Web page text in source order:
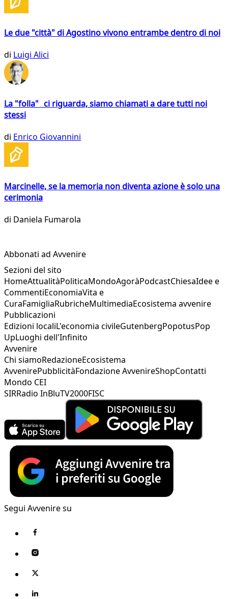
Le due "città" di Agostino vivono entrambe dentro di noi
di Luigi Alici
La "folla" ci riguarda, siamo chiamati a dare tutti noi
stessi
di Enrico Giovannini
Marcinelle, se la memoria non diventa azione è solo una
cerimonia
di Daniela Fumarola
Abbonati ad Avvenire
Sezioni del sito
HomeAttualitàPoliticaMondoAgoràPodcastChiesaIdee e
CommentiEconomiaVita e
CuraFamigliaRubricheMultimediaEcosistema avvenire
Pubblicazioni
Edizioni localiL'economia civileGutenbergPopotusPop
UpLuoghi dell'Infinito
Avvenire
Chi siamoRedazioneEcosistema
AvvenirePubblicitàFondazione AvvenireShopContatti
Mondo CEI
SIRRadio InBluTV2000FISC
Segui Avvenire su